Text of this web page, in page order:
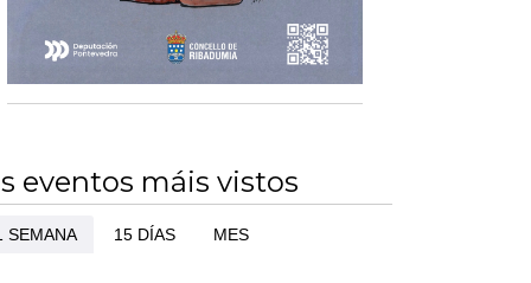
eventos máis vistos
SEMANA 15 DÍAS MES